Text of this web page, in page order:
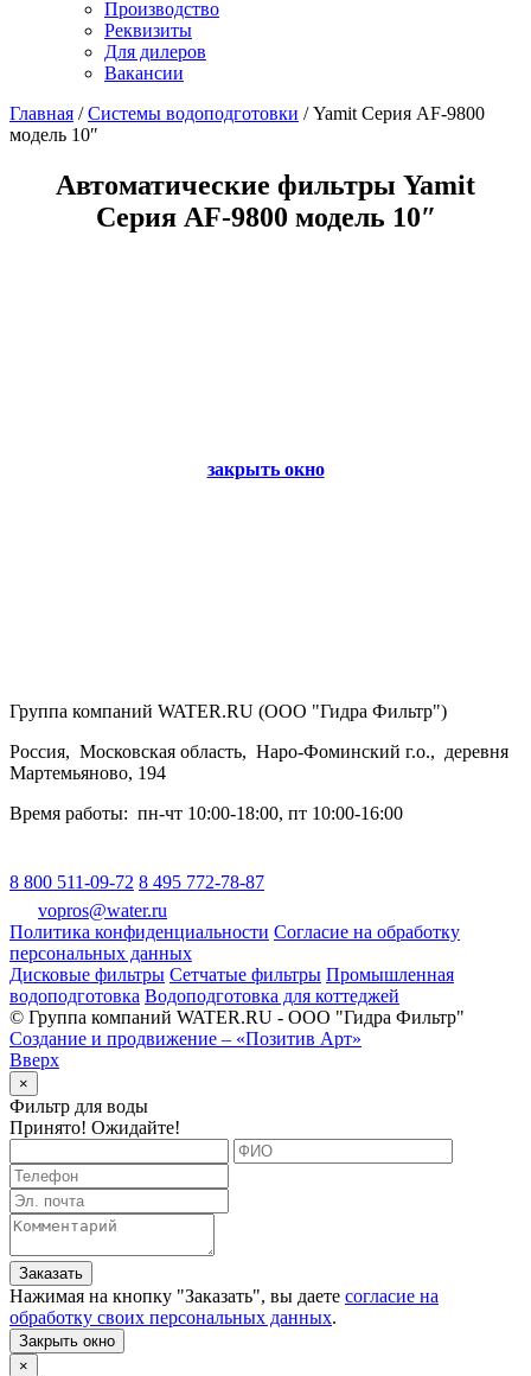
Производство
Реквизиты
Для дилеров
Вакансии
Главная /Системы водоподготовки /Yamit Серия AF-9800
модель 10″
Автоматические фильтры Yamit
Серия AF-9800 модель 10″
закрыть окно
Группа компаний WATER.RU (ООО "Гидра Фильтр")
Россия, Московская область, Наро-Фоминский г.о., деревня
Мартемьяново, 194
Время работы: пн-чт 10:00-18:00, пт 10:00-16:00
8 800 511-09-72 8 495 772-78-87
vopros@water.ru
Политика конфиденциальности Согласие на обработку
персональных данных
Дисковые фильтры Сетчатые фильтры Промышленная
водоподготовка Водоподготовка для коттеджей
© Группа компаний WATER.RU - ООО "Гидра Фильтр"
Создание и продвижение – «Позитив Арт»
Вверх
×
Фильтр для воды
Принято! Ожидайте!
Заказать
Нажимая на кнопку "Заказать", вы даете согласие на
обработку своих персональных данных.
Закрыть окно
×